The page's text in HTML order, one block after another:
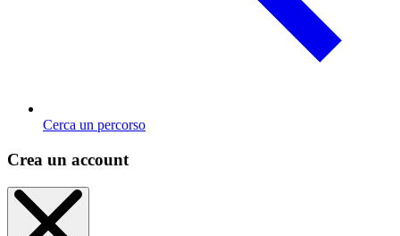
Cerca un percorso
Crea un account